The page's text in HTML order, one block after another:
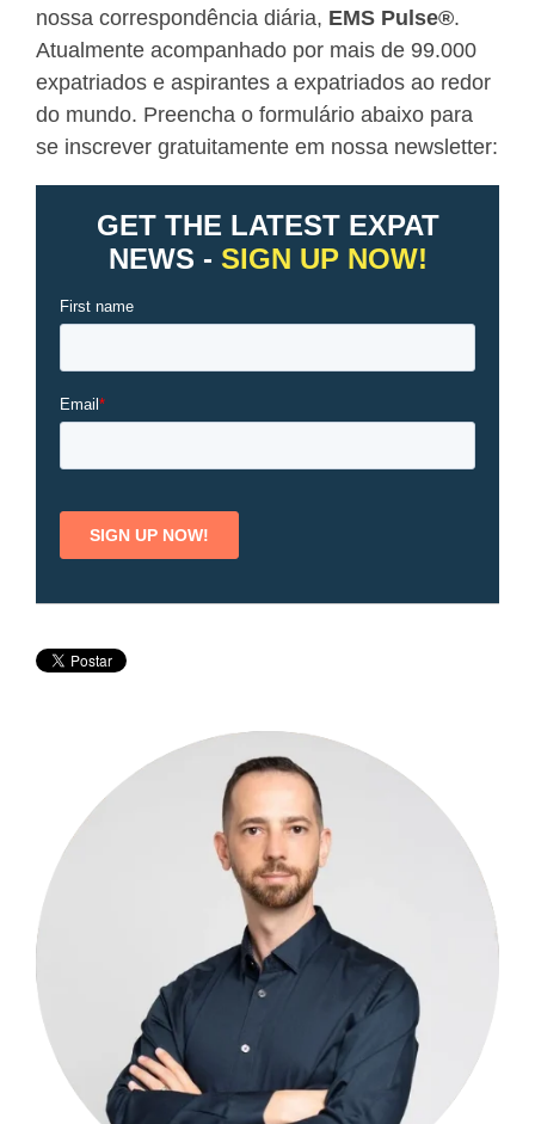
nossa correspondência diária, EMS Pulse®.
Atualmente acompanhado por mais de 99.000
expatriados e aspirantes a expatriados ao redor
do mundo. Preencha o formulário abaixo para
se inscrever gratuitamente em nossa newsletter: